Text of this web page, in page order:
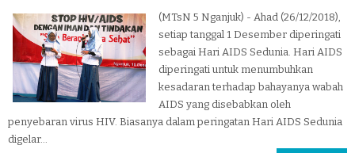
(MTsN 5 Nganjuk) - Ahad (26/12/2018),
setiap tanggal 1 Desember diperingati
sebagai Hari AIDS Sedunia. Hari AIDS
diperingati untuk menumbuhkan
kesadaran terhadap bahayanya wabah
AIDS yang disebabkan oleh
penyebaran virus HIV. Biasanya dalam peringatan Hari AIDS Sedunia
digelar...